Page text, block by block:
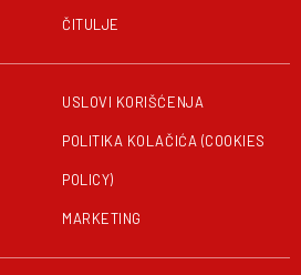
ČITULJE
USLOVI KORIŠĆENJA
POLITIKA KOLAČIĆA (COOKIES
POLICY)
MARKETING